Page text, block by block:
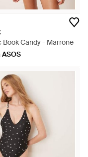
Book Candy - Marrone
ASOS